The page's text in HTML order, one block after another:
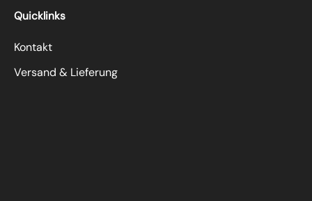
Quicklinks
Kontakt
Versand & Lieferung